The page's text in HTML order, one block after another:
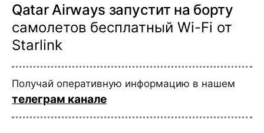
Qatar Airways запустит на борту
самолетов бесплатный Wi-Fi от
Starlink
Получай оперативную информацию в нашем
телеграм канале